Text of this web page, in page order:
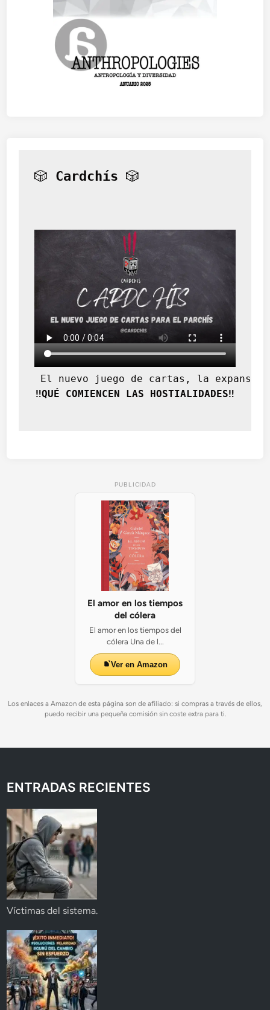
🎲 Cardchís 🎲
El nuevo juego de cartas, la
‼️QUÉ COMIENCEN LAS HOSTIALIDADES‼️
PUBLICIDAD
El amor en los tiempos
del cólera
El amor en los tiempos del
cólera Una de l...
Ver en Amazon
Los enlaces a Amazon de esta página son de afiliado: si compras a través de ellos,
puedo recibir una pequeña comisión sin coste extra para ti.
ENTRADAS RECIENTES
Víctimas del sistema.